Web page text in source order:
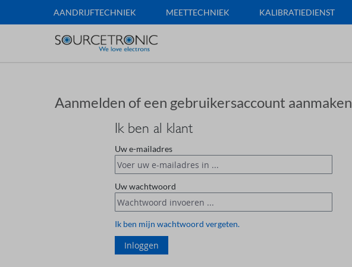
AANDRIJFTECHNIEK MEETTECHNIEK KALIBRATIEDIENST
Aanmelden of een gebruikersaccount aanmaken
Ik ben al klant
Uw e-mailadres
Uw wachtwoord
Ik ben mijn wachtwoord vergeten.
Inloggen